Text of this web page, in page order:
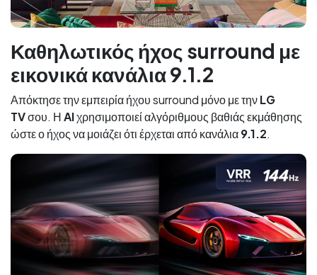
Καθηλωτικός ήχος surround με
εικονικά κανάλια 9.1.2
Απόκτησε την εμπειρία ήχου surround μόνο με τηνLG
TVσου. ΗAIχρησιμοποιεί αλγόριθμους βαθιάς εκμάθησης
ώστε ο ήχος να μοιάζει ότι έρχεται από κανάλια9.1.2.